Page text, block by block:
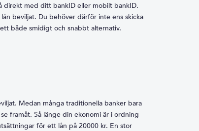
direkt med ditt bankID eller mobilt bankID.
beviljat. Du behöver därför inte ens skicka
både smidigt och snabbt alternativ.
Medan många traditionella banker bara
framåt. Så länge din ekonomi är i ordning
för ett lån på 20000 kr. En stor